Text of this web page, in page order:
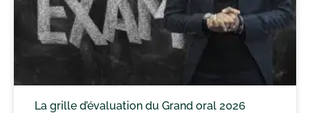
La grille d’évaluation du Grand oral 2026